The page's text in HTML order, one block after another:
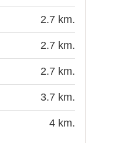
2.7 km.
2.7 km.
2.7 km.
3.7 km.
4 km.